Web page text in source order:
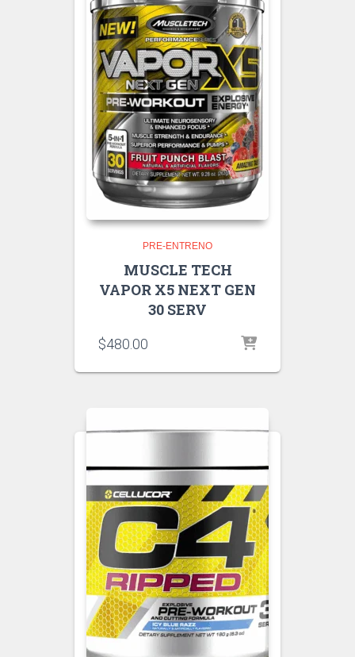
PRE-ENTRENO
MUSCLE TECH
VAPOR X5 NEXT GEN
30 SERV
$480.00